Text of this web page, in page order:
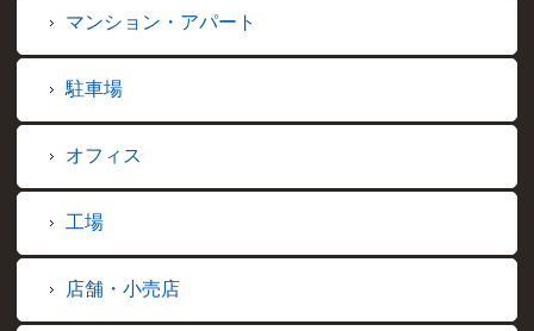
マンション・アパート
駐車場
オフィス
工場
店舗・小売店